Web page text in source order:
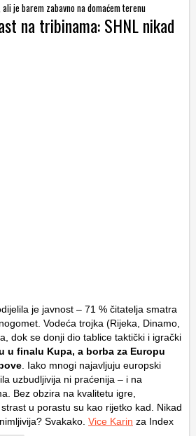
je barem zabavno na domaćem terenu
na tribinama: SHNL nikad
je javnost – 71 % čitatelja smatra
Vodeća trojka (Rijeka, Dinamo,
dok se donji dio tablice taktički i igrački
u finalu Kupa, a borba za Europu
. Iako mnogi najavljuju europski
uzbudljivija ni praćenija – i na
Bez obzira na kvalitetu igre,
u porastu su kao rijetko kad. Nikad
Svakako. Vice Karin za Index